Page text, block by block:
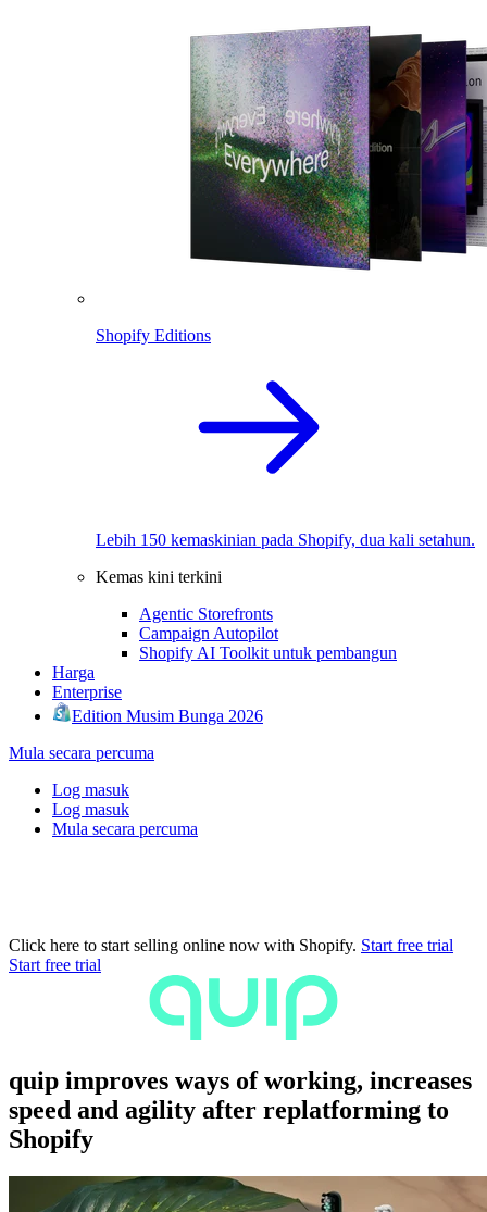
Shopify Editions
Lebih 150 kemaskinian pada Shopify, dua kali setahun.
Kemas kini terkini
Agentic Storefronts
Campaign Autopilot
Shopify AI Toolkit untuk pembangun
Harga
Enterprise
Edition Musim Bunga 2026
Mula secara percuma
Log masuk
Log masuk
Mula secara percuma
Click here to start selling online now with Shopify. Start free trial
Start free trial
quip improves ways of working, increases
speed and agility after replatforming to
Shopify